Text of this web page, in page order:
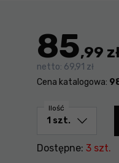
85,99
netto: 69,91 zł
Cena katalogowa:
Ilość
Dostępne: 3 szt.